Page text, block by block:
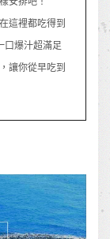
這裡都吃得到
口爆汁超滿足
讓你從早吃到